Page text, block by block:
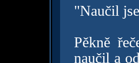
"Naučil
Pěkně
naučil a